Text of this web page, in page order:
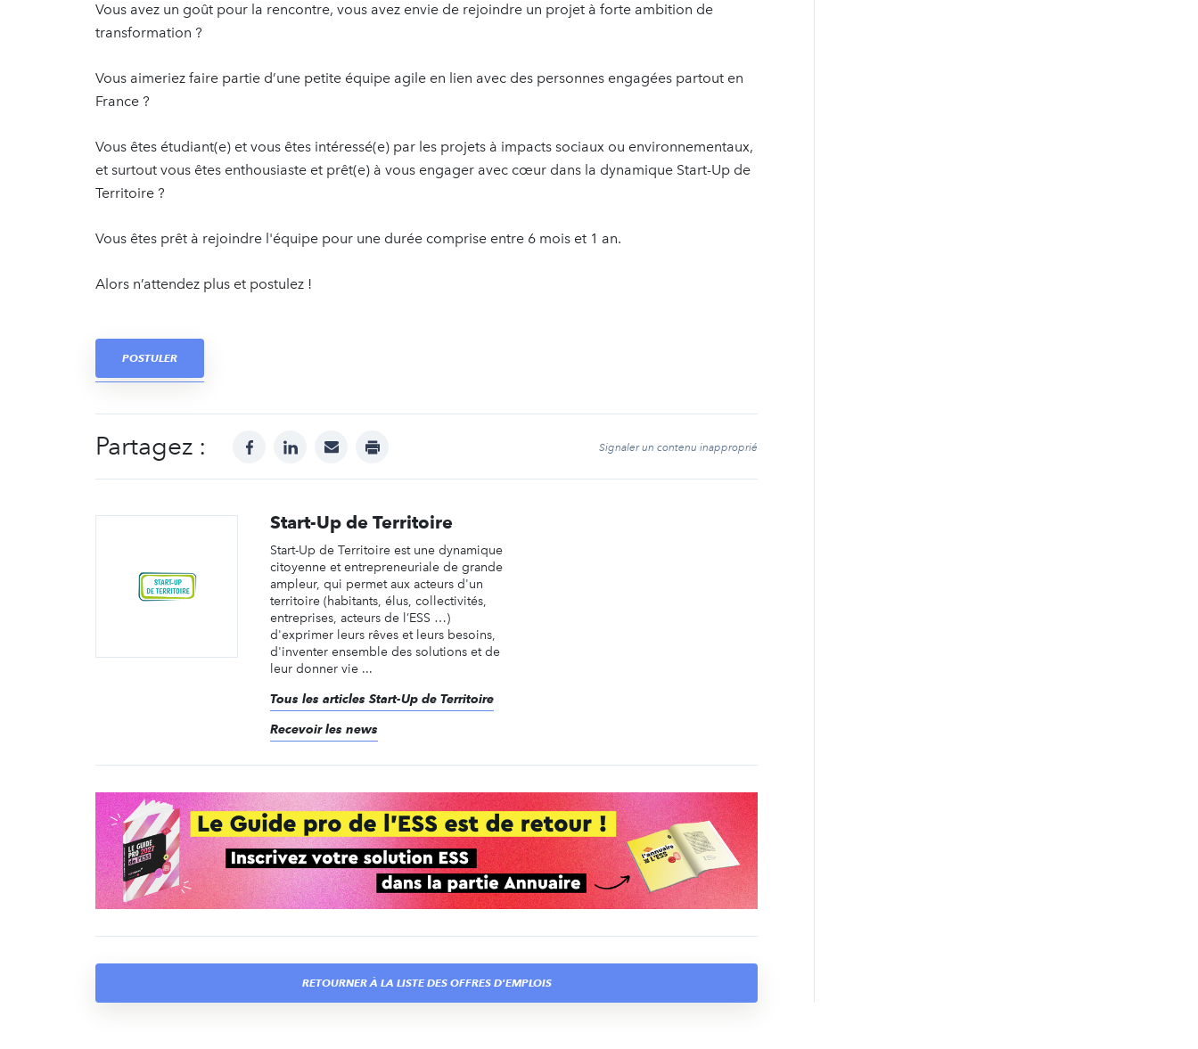
Vous avez un goût pour la rencontre, vous avez envie de rejoindre un projet à forte ambition de
transformation ?
Vous aimeriez faire partie d’une petite équipe agile en lien avec des personnes engagées partout en
France ?
Vous êtes étudiant(e) et vous êtes intéressé(e) par les projets à impacts sociaux ou environnementaux,
et surtout vous êtes enthousiaste et prêt(e) à vous engager avec cœur dans la dynamique Start-Up de
Territoire ?
Vous êtes prêt à rejoindre l'équipe pour une durée comprise entre 6 mois et 1 an.
Alors n’attendez plus et postulez !
POSTULER
Partagez : facebooklinkedinmail print Signaler un contenu inapproprié
Start-Up de Territoire
Start-Up de Territoire est une dynamique
citoyenne et entrepreneuriale de grande
ampleur, qui permet aux acteurs d'un
territoire (habitants, élus, collectivités,
entreprises, acteurs de l’ESS …)
d'exprimer leurs rêves et leurs besoins,
d'inventer ensemble des solutions et de
leur donner vie ...
Tous les articles Start-Up de Territoire
Recevoir les news
RETOURNER À LA LISTE DES OFFRES D'EMPLOIS